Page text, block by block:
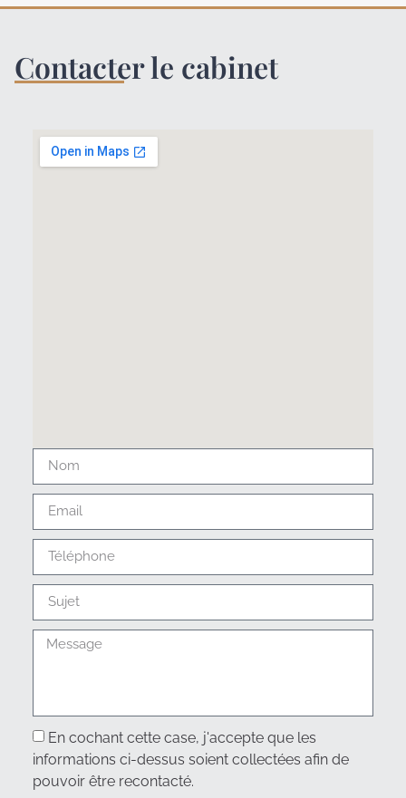
Contacter le cabinet
En cochant cette case, j'accepte que les
informations ci-dessus soient collectées afin de
pouvoir être recontacté.